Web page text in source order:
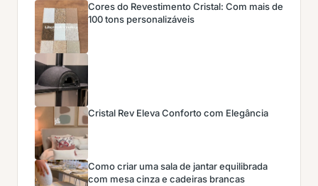
Cores do Revestimento Cristal: Com mais de
100 tons personalizáveis
Cristal Rev Eleva Conforto com Elegância
Como criar uma sala de jantar equilibrada
com mesa cinza e cadeiras brancas